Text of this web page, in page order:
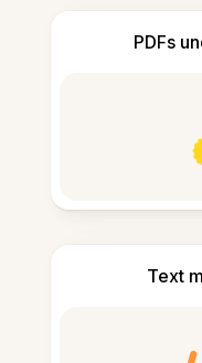
PDFs
Text